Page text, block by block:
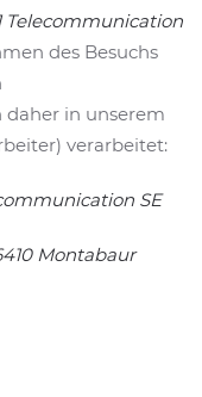
Telecommunication
des Besuchs
daher in unserem
verarbeitet:
SE
Montabaur